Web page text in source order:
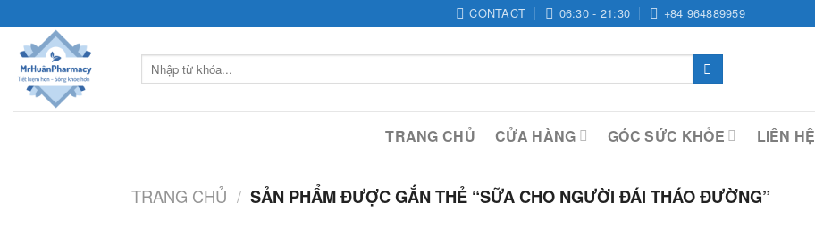
to
content
CONTACT 06:30 - 21:30 +84 964889959
Tìm
kiếm:
TRANG CHỦ CỬA HÀNG GÓC SỨC KHỎE LIÊN HỆ
TRANG CHỦ / SẢN PHẨM ĐƯỢC GẮN THẺ “SỮA CHO NGƯỜI ĐÁI THÁO ĐƯỜNG”